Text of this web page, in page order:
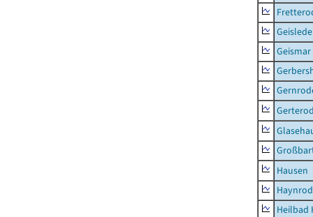
Geismar
Hausen
Heilbad